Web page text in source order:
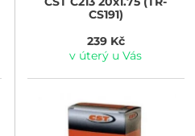
CS191)
239 Kč
v úterý u Vás